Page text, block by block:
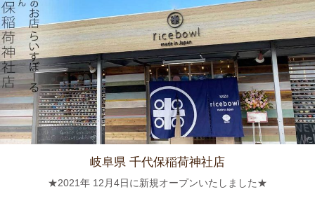
2023/8/24
≪おすすめ≫ 満腹ッ☆松助窯 変型どんぶり
2023/8/10
≪おすすめ≫ 冷たい麺がすすりたいっ 松助 蕎麦猪口
≪おすすめ≫ホカホカご飯をもっとおいしく♪土と炎の香り 信楽
岐阜県 千代保稲荷神社店
★2021年 12月4日に新規オープンいたしました★